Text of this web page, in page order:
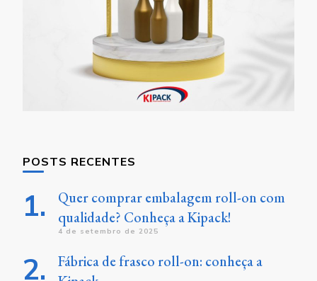
POSTS RECENTES
Quer comprar embalagem roll-on com
qualidade? Conheça a Kipack!
4 de setembro de 2025
Fábrica de frasco roll-on: conheça a